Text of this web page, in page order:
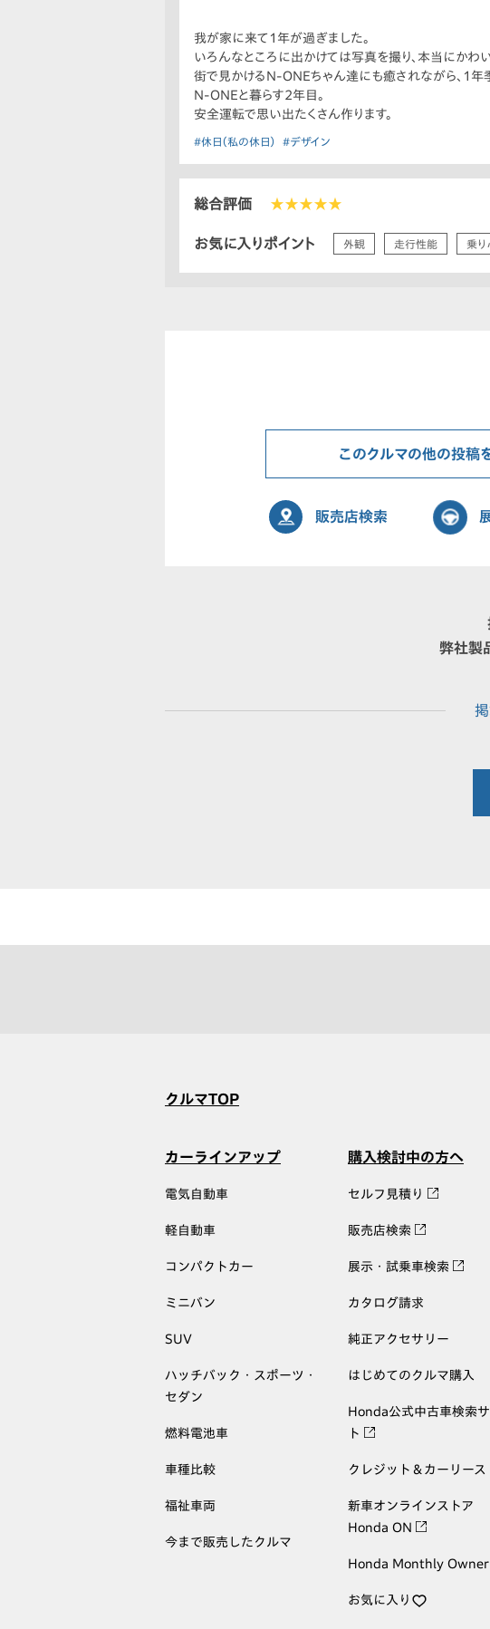
我が家に来て1年が過ぎました。
いろんなところに出かけては写真を撮り、本当にかわい
街で見かけるN-ONEちゃん達にも癒されながら、1年
N-ONEと暮らす2年目。
安全運転で思い出たくさん作ります。
#休日（私の休日） #デザイン
総合評価 ★★★★★
お気に入りポイント 外観 走行性能 乗り
このクルマの他の投稿
販売店検索
弊社製
クルマTOP
カーラインアップ
電気自動車
軽自動車
コンパクトカー
ミニバン
SUV
ハッチバック・スポーツ・
セダン
燃料電池車
車種比較
福祉車両
今まで販売したクルマ
購入検討中の方へ
セルフ見積り
販売店検索
展示・試乗車検索
カタログ請求
純正アクセサリー
はじめてのクルマ購入
Honda公式中古車検索サ
ト
クレジット＆カーリース
新車オンラインストア
Honda ON
Honda Monthly Owner
お気に入り